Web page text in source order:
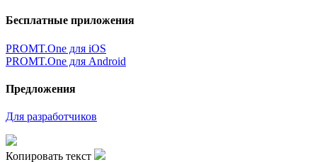
Бесплатные приложения
PROMT.One для iOS
PROMT.One для Android
Предложения
Для разработчиков
Копировать текст